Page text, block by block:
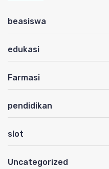
beasiswa
edukasi
Farmasi
pendidikan
slot
Uncategorized